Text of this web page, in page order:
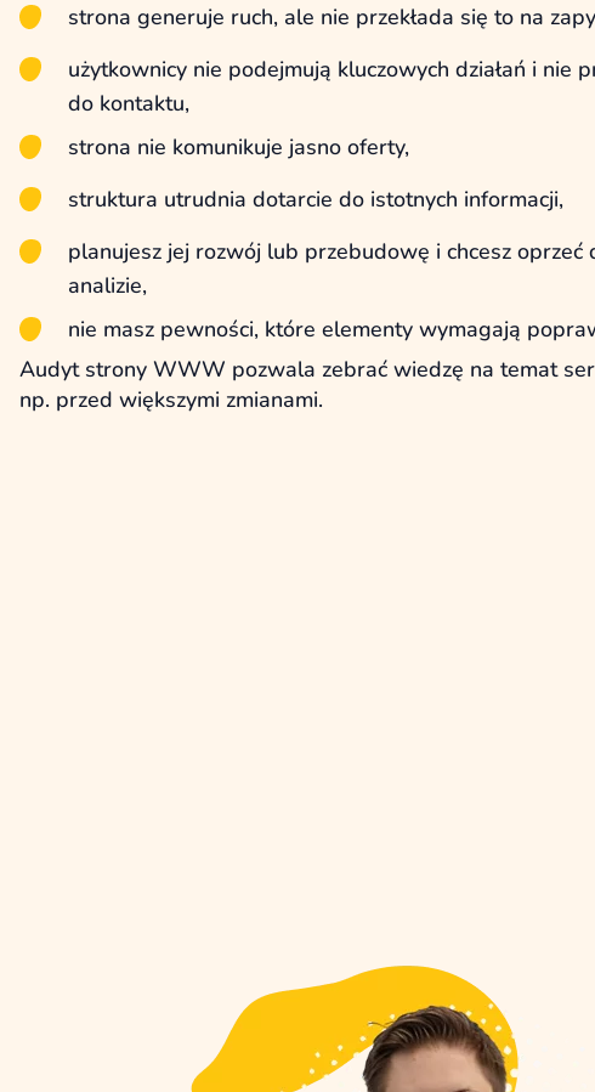
strona generuje ruch, ale nie przekłada się to na
użytkownicy nie podejmują kluczowych działań i nie
do kontaktu,
strona nie komunikuje jasno oferty,
struktura utrudnia dotarcie do istotnych informacji,
planujesz jej rozwój lub przebudowę i chcesz oprzeć
analizie,
nie masz pewności, które elementy wymagają
Audyt strony WWW pozwala zebrać wiedzę na temat
np. przed większymi zmianami.